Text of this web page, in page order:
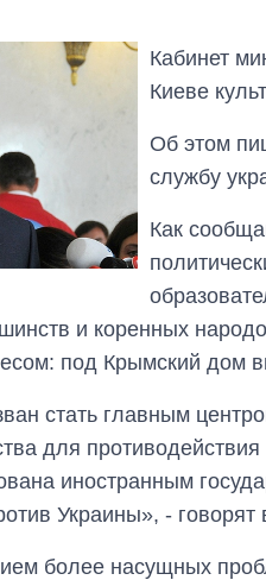
Кабинет
Киеве
Об этом
службу
Как
и коренных
под Крымский дом
стать главным
для
иностранным
Украины», - говорят
более насущных